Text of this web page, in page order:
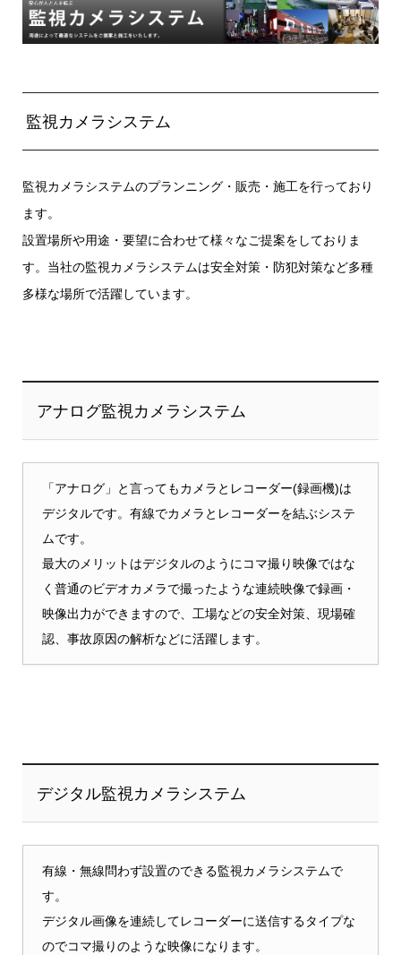
監視カメラシステム
監視カメラシステムのプランニング・販売・施工を行っており
ます。
設置場所や用途・要望に合わせて様々なご提案をしておりま
す。当社の監視カメラシステムは安全対策・防犯対策など多種
多様な場所で活躍しています。
アナログ監視カメラシステム
「アナログ」と言ってもカメラとレコーダー(録画機)は
デジタルです。有線でカメラとレコーダーを結ぶシステ
ムです。
最大のメリットはデジタルのようにコマ撮り映像ではな
く普通のビデオカメラで撮ったような連続映像で録画・
映像出力ができますので、工場などの安全対策、現場確
認、事故原因の解析などに活躍します。
デジタル監視カメラシステム
有線・無線問わず設置のできる監視カメラシステムで
す。
デジタル画像を連続してレコーダーに送信するタイプな
のでコマ撮りのような映像になります。